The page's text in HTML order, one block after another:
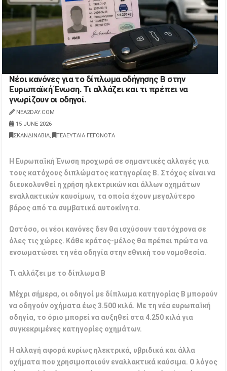
Νέοι κανόνες για το δίπλωμα οδήγησης Β στην
Ευρωπαϊκή Ένωση. Τι αλλάζει και τι πρέπει να
γνωρίζουν οι οδηγοί.
NEA2DAY.COM
15 JUNE 2026
ΣΚΑΝΔΙΝΑΒΙΑ, ΤΕΛΕΥΤΑΙΑ ΓΕΓΟΝΟΤΑ
Η Ευρωπαϊκή Ένωση προχωρά σε σημαντικές αλλαγές για
τους κατόχους διπλώματος κατηγορίας Β. Στόχος είναι να
διευκολυνθεί η χρήση ηλεκτρικών και άλλων οχημάτων
εναλλακτικών καυσίμων, τα οποία έχουν μεγαλύτερο
βάρος από τα συμβατικά αυτοκίνητα.
Ωστόσο, οι νέοι κανόνες δεν θα ισχύσουν ταυτόχρονα σε
όλες τις χώρες. Κάθε κράτος-μέλος θα πρέπει πρώτα να
ενσωματώσει τη νέα οδηγία στην εθνική του νομοθεσία.
Τι αλλάζει με το δίπλωμα Β
Μέχρι σήμερα, οι οδηγοί με δίπλωμα κατηγορίας Β μπορούν
να οδηγούν οχήματα έως 3.500 κιλά. Με τη νέα ευρωπαϊκή
οδηγία, το όριο μπορεί να αυξηθεί στα 4.250 κιλά για
συγκεκριμένες κατηγορίες οχημάτων.
Η αλλαγή αφορά κυρίως ηλεκτρικά, υβριδικά και άλλα
οχήματα που χρησιμοποιούν εναλλακτικά καύσιμα. Ο λόγος